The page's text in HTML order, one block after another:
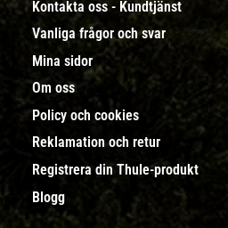
Kontakta oss - Kundtjänst
Vanliga frågor och svar
Mina sidor
Om oss
Policy och cookies
Reklamation och retur
Registrera din Thule-produkt
Blogg